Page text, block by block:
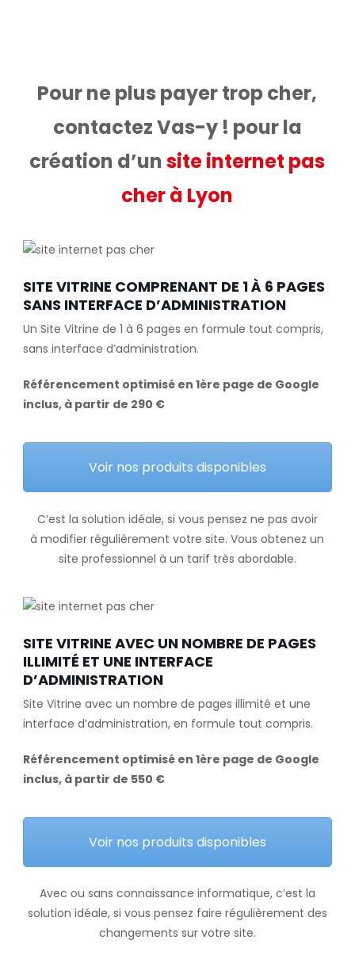
Pour ne plus payer trop cher,
contactez Vas-y ! pour la
création d’unsite internet pas
cher à Lyon
SITE VITRINE COMPRENANT DE 1 À 6 PAGES
SANS INTERFACE D’ADMINISTRATION
Un Site Vitrine de 1 à 6 pages en formule tout compris,
sans interface d’administration.
Référencement optimisé en 1ère page de Google
inclus, à partir de 290 €
Voir nos produits disponibles
C’est la solution idéale, si vous pensez ne pas avoir
à modifier régulièrement votre site. Vous obtenez un
site professionnel à un tarif très abordable.
SITE VITRINE AVEC UN NOMBRE DE PAGES
ILLIMITÉ ET UNE INTERFACE
D’ADMINISTRATION
Site Vitrine avec un nombre de pages illimité et une
interface d’administration, en formule tout compris.
Référencement optimisé en 1ère page de Google
inclus, à partir de 550 €
Voir nos produits disponibles
Avec ou sans connaissance informatique, c’est la
solution idéale, si vous pensez faire régulièrement des
changements sur votre site.